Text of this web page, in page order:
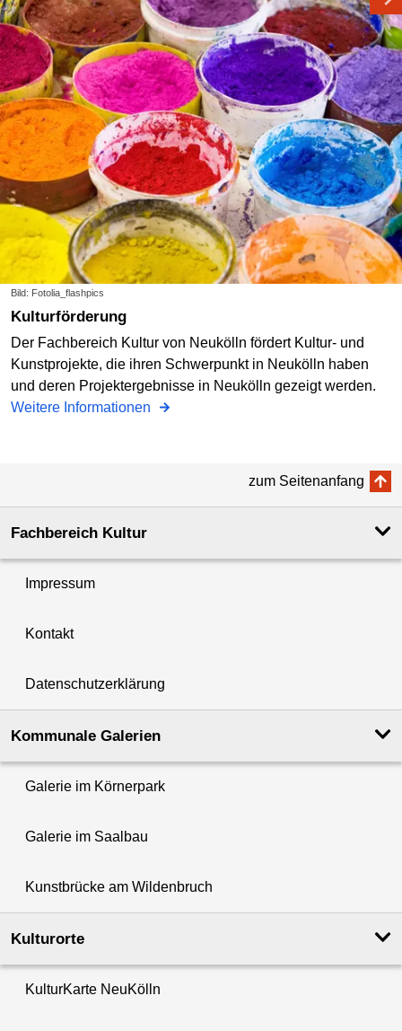
Bild: Fotolia_flashpics
Kulturförderung
Der Fachbereich Kultur von Neukölln fördert Kultur- und
Kunstprojekte, die ihren Schwerpunkt in Neukölln haben
und deren Projektergebnisse in Neukölln gezeigt werden.
Weitere Informationen
zum Seitenanfang
Fachbereich Kultur
Impressum
Kontakt
Datenschutzerklärung
Kommunale Galerien
Galerie im Körnerpark
Galerie im Saalbau
Kunstbrücke am Wildenbruch
Kulturorte
KulturKarte NeuKölln